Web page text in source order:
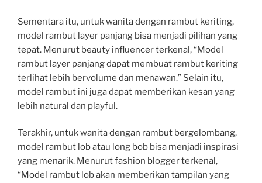
Sementara itu, untuk wanita dengan rambut keriting,
model rambut layer panjang bisa menjadi pilihan yang
tepat. Menurut beauty influencer terkenal, “Model
rambut layer panjang dapat membuat rambut keriting
terlihat lebih bervolume dan menawan.” Selain itu,
model rambut ini juga dapat memberikan kesan yang
lebih natural dan playful.
Terakhir, untuk wanita dengan rambut bergelombang,
model rambut lob atau long bob bisa menjadi inspirasi
yang menarik. Menurut fashion blogger terkenal,
“Model rambut lob akan memberikan tampilan yang